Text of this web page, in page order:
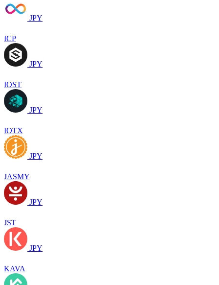
JPY
ICP
JPY
IOST
JPY
IOTX
JPY
JASMY
JPY
JST
JPY
KAVA